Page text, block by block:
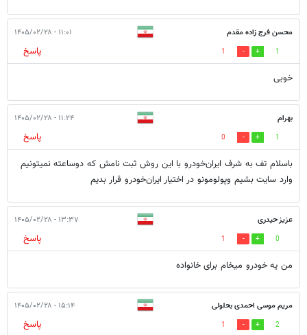
محسن فرج زاده مقدم ۱۱:۰۱ - ۱۴۰۵/۰۲/۲۸
1
1
پاسخ
خوبی
بهرام ۱۱:۲۴ - ۱۴۰۵/۰۲/۲۸
1
0
پاسخ
باسلام تف به شرف ایران‌خودرو با این روش ثبت نامش که دوساعته نمیتونیم
وارد سایت بشیم وپولومونو در اختیار ایران‌خودرو قرار بدیم
عزیز حیدری ۱۳:۳۷ - ۱۴۰۵/۰۲/۲۸
0
1
پاسخ
من یه خودرو میخام برای خانواده
مریم موسی احمدی بحلولی ۱۵:۱۴ - ۱۴۰۵/۰۲/۲۸
2
1
پاسخ